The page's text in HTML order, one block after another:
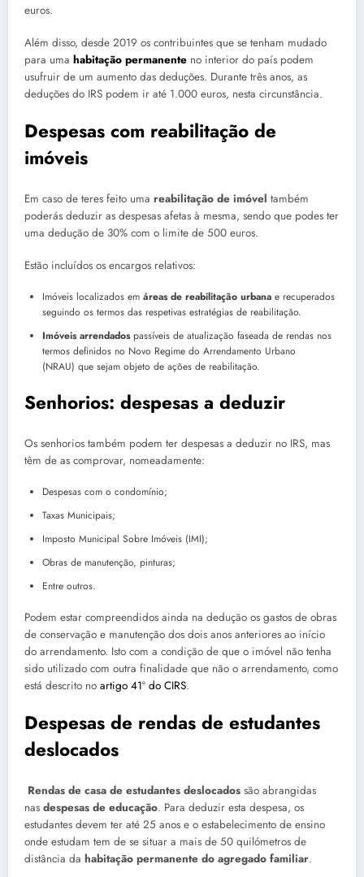
euros.
Além disso, desde 2019 os contribuintes que se tenham mudado
para uma habitação permanente no interior do país podem
usufruir de um aumento das deduções. Durante três anos, as
deduções do IRS podem ir até 1.000 euros, nesta circunstância.
Despesas com reabilitação de
imóveis
Em caso de teres feito uma reabilitação de imóvel também
poderás deduzir as despesas afetas à mesma, sendo que podes ter
uma dedução de 30% com o limite de 500 euros.
Estão incluídos os encargos relativos:
Imóveis localizados em áreas de reabilitação urbana e recuperados
seguindo os termos das respetivas estratégias de reabilitação.
Imóveis arrendadospassíveis de atualização faseada de rendas nos
termos definidos no Novo Regime do Arrendamento Urbano
(NRAU) que sejam objeto de ações de reabilitação.
Senhorios: despesas a deduzir
Os senhorios também podem ter despesas a deduzir no IRS, mas
têm de as comprovar, nomeadamente:
Despesas com o condomínio;
Taxas Municipais;
Imposto Municipal Sobre Imóveis (IMI);
Obras de manutenção, pinturas;
Entre outros.
Podem estar compreendidos ainda na dedução os gastos de obras
de conservação e manutenção dos dois anos anteriores ao início
do arrendamento. Isto com a condição de que o imóvel não tenha
sido utilizado com outra finalidade que não o arrendamento, como
está descrito no artigo 41º do CIRS.
Despesas de rendas de estudantes
deslocados
Rendas de casa de estudantes deslocados são abrangidas
nas despesas de educação. Para deduzir esta despesa, os
estudantes devem ter até 25 anos e o estabelecimento de ensino
onde estudam tem de se situar a mais de 50 quilómetros de
distância da habitação permanente do agregado familiar.